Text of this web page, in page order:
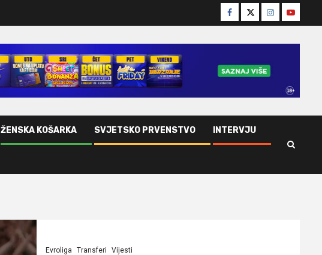
Facebook
TwitterInstagram
Youtube
ŽENSKA KOŠARKA SVJETSKO PRVENSTVO INTERVJU
Evroliga Transferi Vijesti